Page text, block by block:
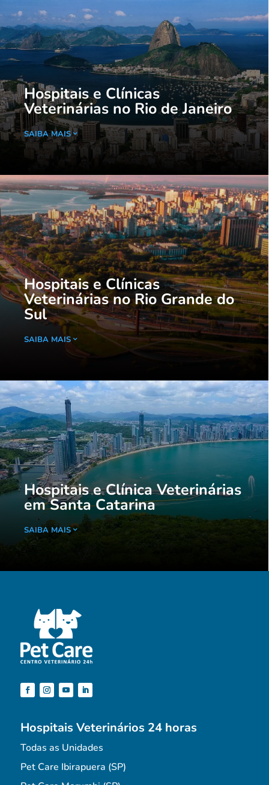
Hospitais e Clínicas
Veterinárias no Rio de Janeiro
SAIBA MAIS
Hospitais e Clínicas
Veterinárias no Rio Grande do
Sul
SAIBA MAIS
Hospitais e Clínica Veterinárias
em Santa Catarina
SAIBA MAIS
Hospitais Veterinários 24 horas
Todas as Unidades
Pet Care Ibirapuera (SP)